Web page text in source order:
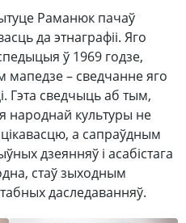
Раманюк пачаў
да этнаграфіі. Яго
ў 1969 годзе,
– сведчанне яго
Гэта сведчыць аб тым,
народнай культуры не
а сапраўдным
дзеянняў і асабістага
стаў зыходным
даследаванняў.